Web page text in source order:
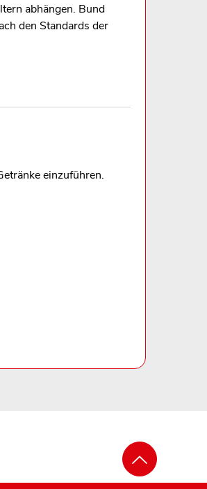
abhängen. Bund
den Standards der
einzuführen.